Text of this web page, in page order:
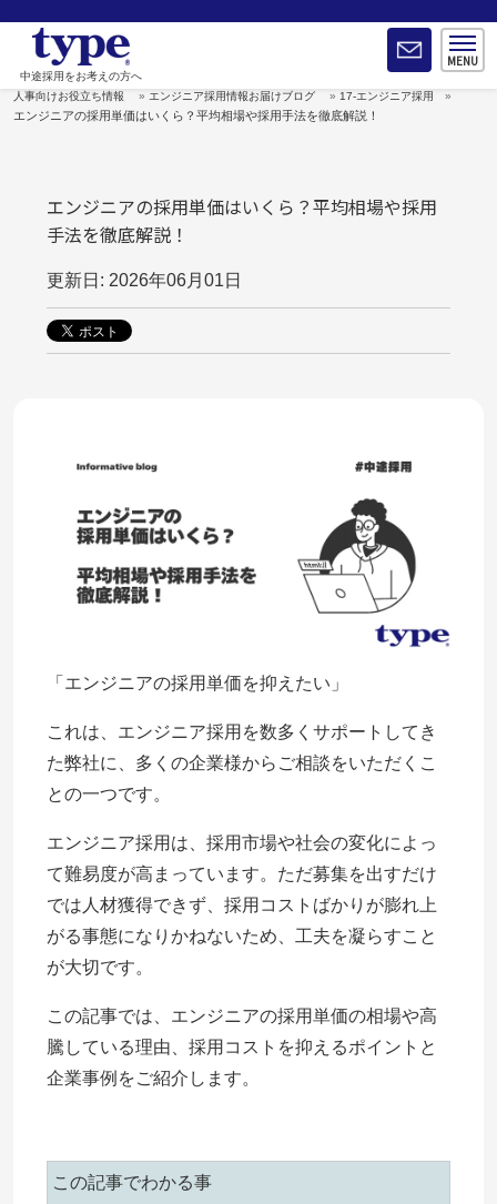
中途採用をお考えの方へ
人事向けお役立ち情報
エンジニア採用情報お届けブログ 17-エンジニア採用
エンジニアの採用単価はいくら？平均相場や採用手法を徹底解説！
エンジニアの採用単価はいくら？平均相場や採用
手法を徹底解説！
更新日: 2026年06月01日
「エンジニアの採用単価を抑えたい」
これは、エンジニア採用を数多くサポートしてき
た弊社に、多くの企業様からご相談をいただくこ
との一つです。
エンジニア採用は、採用市場や社会の変化によっ
て難易度が高まっています。ただ募集を出すだけ
では人材獲得できず、採用コストばかりが膨れ上
がる事態になりかねないため、工夫を凝らすこと
が大切です。
この記事では、エンジニアの採用単価の相場や高
騰している理由、採用コストを抑えるポイントと
企業事例をご紹介します。
この記事でわかる事